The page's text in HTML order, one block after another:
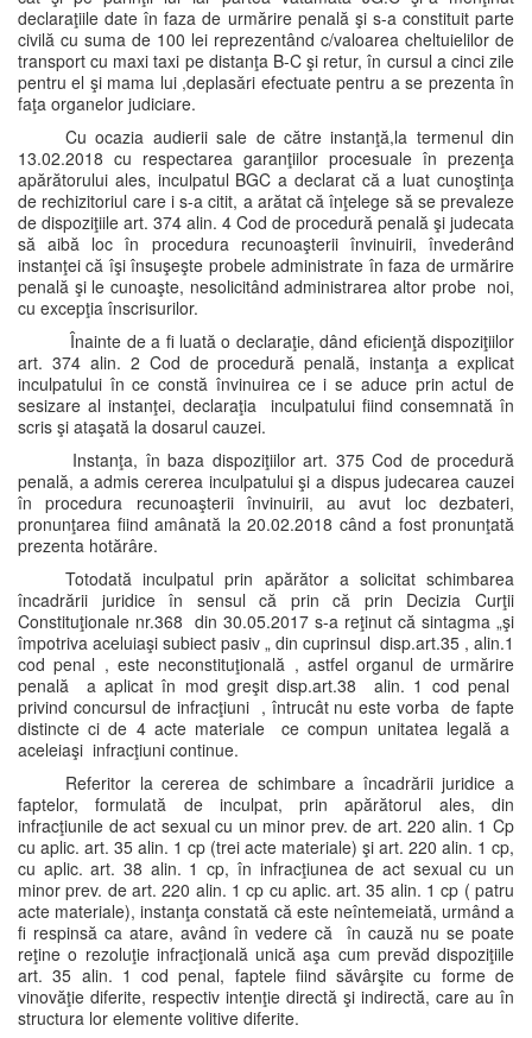
declaraţiile date în faza de urmărire penală şi s-a constituit parte
civilă cu suma de 100 lei reprezentând c/valoarea cheltuielilor de
transport cu maxi taxi pe distanţa B-C şi retur, în cursul a cinci zile
pentru el şi mama lui ,deplasări efectuate pentru a se prezenta în
faţa organelor judiciare.
Cu ocazia audierii sale de către instanţă,la termenul din
13.02.2018 cu respectarea garanţiilor procesuale în prezenţa
apărătorului ales, inculpatul BGC a declarat că a luat cunoştinţa
de rechizitoriul care i s-a citit, a arătat că înţelege să se prevaleze
de dispoziţiile art. 374 alin. 4 Cod de procedură penală şi judecata
să aibă loc în procedura recunoaşterii învinuirii, învederând
instanţei că îşi însuşeşte probele administrate în faza de urmărire
penală şi le cunoaşte, nesolicitând administrarea altor probe noi,
cu excepţia înscrisurilor.
Înainte de a fi luată o declaraţie, dând eficienţă dispoziţiilor
art. 374 alin. 2 Cod de procedură penală, instanţa a explicat
inculpatului în ce constă învinuirea ce i se aduce prin actul de
sesizare al instanţei, declaraţia inculpatului fiind consemnată în
scris şi ataşată la dosarul cauzei.
Instanţa, în baza dispoziţiilor art. 375 Cod de procedură
penală, a admis cererea inculpatului şi a dispus judecarea cauzei
în procedura recunoaşterii învinuirii, au avut loc dezbateri,
pronunţarea fiind amânată la 20.02.2018 când a fost pronunţată
prezenta hotărâre.
Totodată inculpatul prin apărător a solicitat schimbarea
încadrării juridice în sensul că prin că prin Decizia Curţii
Constituţionale nr.368 din 30.05.2017 s-a reţinut că sintagma „şi
împotriva aceluiaşi subiect pasiv „ din cuprinsul disp.art.35 , alin.1
cod penal , este neconstituţională , astfel organul de urmărire
penală a aplicat în mod greşit disp.art.38 alin. 1 cod penal
privind concursul de infracţiuni , întrucât nu este vorba de fapte
distincte ci de 4 acte materiale ce compun unitatea legală a
aceleiaşi infracţiuni continue.
Referitor la cererea de schimbare a încadrării juridice a
faptelor, formulată de inculpat, prin apărătorul ales, din
infracţiunile de act sexual cu un minor prev. de art. 220 alin. 1 Cp
cu aplic. art. 35 alin. 1 cp (trei acte materiale) şi art. 220 alin. 1 cp,
cu aplic. art. 38 alin. 1 cp, în infracţiunea de act sexual cu un
minor prev. de art. 220 alin. 1 cp cu aplic. art. 35 alin. 1 cp ( patru
acte materiale), instanţa constată că este neîntemeiată, urmând a
fi respinsă ca atare, având în vedere că în cauză nu se poate
reţine o rezoluţie infracţională unică aşa cum prevăd dispoziţiile
art. 35 alin. 1 cod penal, faptele fiind săvârşite cu forme de
vinovăţie diferite, respectiv intenţie directă şi indirectă, care au în
structura lor elemente volitive diferite.